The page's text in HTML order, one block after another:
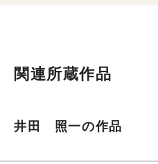
関連所蔵作品
井田 照一の作品